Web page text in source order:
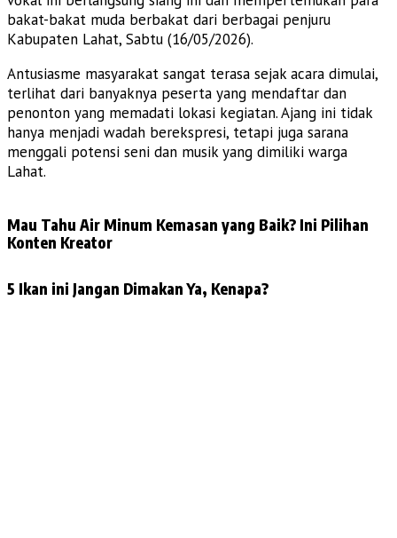
bakat-bakat muda berbakat dari berbagai penjuru
Kabupaten Lahat, Sabtu (16/05/2026).
Antusiasme masyarakat sangat terasa sejak acara dimulai,
terlihat dari banyaknya peserta yang mendaftar dan
penonton yang memadati lokasi kegiatan. Ajang ini tidak
hanya menjadi wadah berekspresi, tetapi juga sarana
menggali potensi seni dan musik yang dimiliki warga
Lahat.
Mau Tahu Air Minum Kemasan yang Baik? Ini Pilihan
Konten Kreator
5 Ikan ini Jangan Dimakan Ya, Kenapa?